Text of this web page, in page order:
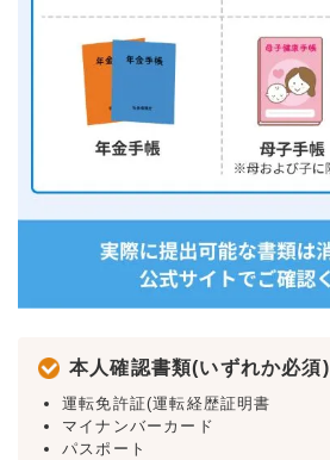
本人確認書類(いずれか必須)
運転免許証(運転経歴証明書
マイナンバーカード
パスポート